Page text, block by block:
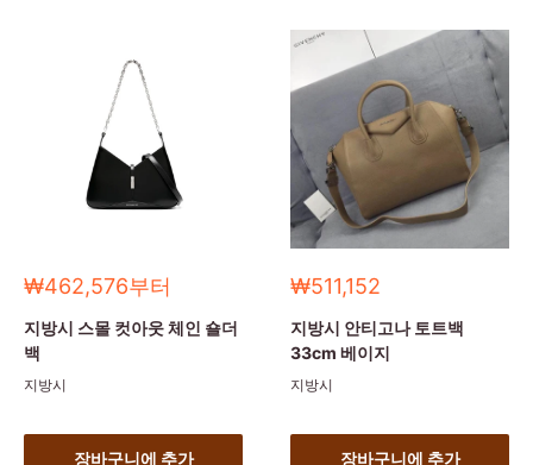
세
가
₩462,576부터
지방시 스몰 컷아웃 체인 숄더
백
지방시
장바구니에 추가
세
가
₩511,152
지방시 안티고나 토트백
33cm 베이지
지방시
장바구니에 추가